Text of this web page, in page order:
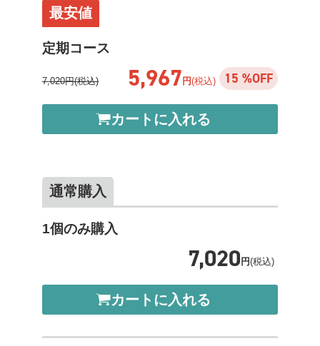
最安値
定期コース
7,020円(税込) 5,967 円(税込) 15 %OFF
カートに入れる
通常購入
1個のみ購入
7,020 円(税込)
カートに入れる